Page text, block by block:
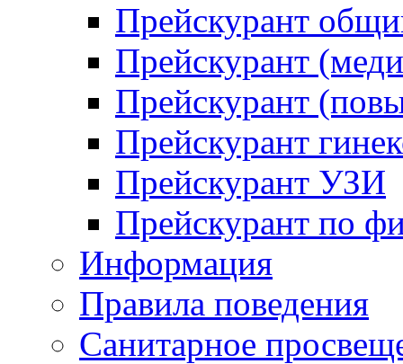
Прейскурант
Прейскурант
Прейскурант
Прейскурант
Прейскурант УЗИ
Прейскурант по
Информация
Правила поведения
Санитарное